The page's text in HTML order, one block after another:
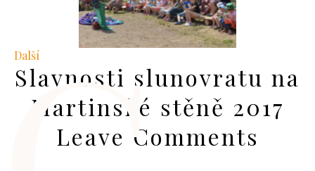
Další
Slavnosti slunovratu na
Martinské stěně 2017
Leave Comments